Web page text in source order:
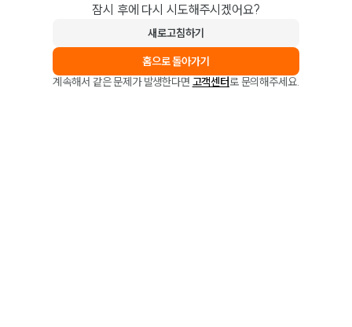
잠시 후에 다시 시도해주시겠어요?
새로고침하기
홈으로 돌아가기
계속해서 같은 문제가 발생한다면 고객센터로 문의해주세요.